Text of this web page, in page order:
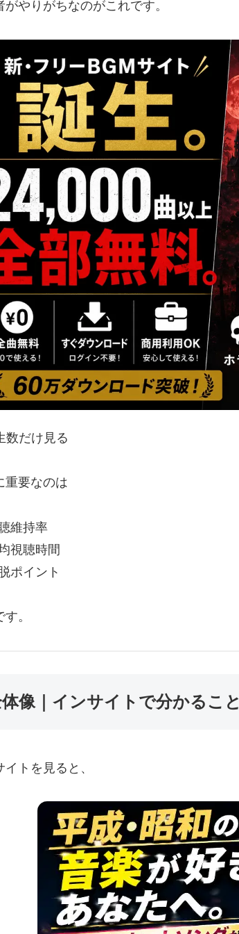
がやりがちなのがこれです。
数だけ見る
重要なのは
維持率
視聴時間
ポイント
。
像｜インサイトで分かること
イトを見ると、